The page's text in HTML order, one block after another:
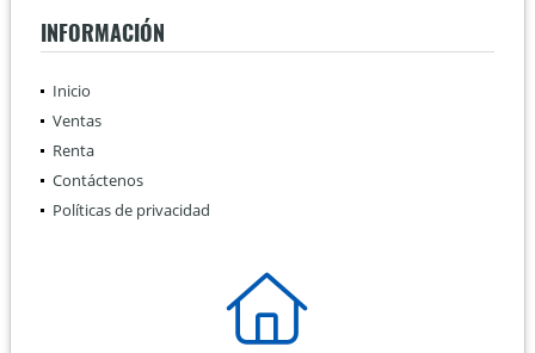
INFORMACIÓN
Inicio
Ventas
Renta
Contáctenos
Políticas de privacidad